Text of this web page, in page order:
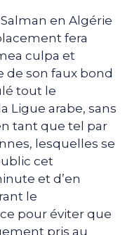
en Algérie
fera
culpa et
son faux bond
tout le
Ligue arabe, sans
tant que tel par
lesquelles se
cet
et d’en
le
pour éviter que
pris au